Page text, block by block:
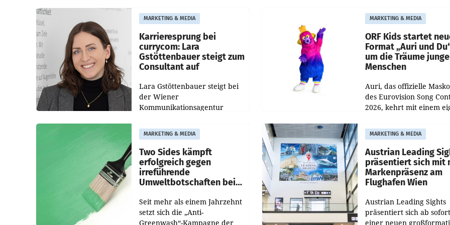
WIFI Wien eine neue
Imagekampagne gestartet.
und Besucher höheren
Nettoreichweite im ersten
Halbjahr 2026
MARKETING & MEDIA
Karrieresprung bei
currycom: Lara
Gstöttenbauer steigt zum
Consultant auf
Lara Gstöttenbauer steigt bei
der Wiener
Kommunikationsagentur
partners zum Consultant auf.
Die 27-jährige Beraterin
betreut Kundinnen und
Kunden in den Bereichen
MARKETING & MEDIA
ORF Kids startet
Format „Auri und
um die Träume
Menschen
Auri, das offizielle
des Eurovision Song
2026, kehrt mit einem
zurück. In der neuen
„Auri und Du“ bei ORF
steht
MARKETING & MEDIA
Two Sides kämpft
erfolgreich gegen
irreführende
Umweltbotschaften beim
Seit mehr als einem Jahrzehnt
setzt sich die „Anti-
Greenwash“-Kampagne der
MARKETING & MEDIA
Austrian Leading
präsentiert sich mit
Markenpräsenz am
Flughafen Wien
Austrian Leading Sights
präsentiert sich ab
einer neuen